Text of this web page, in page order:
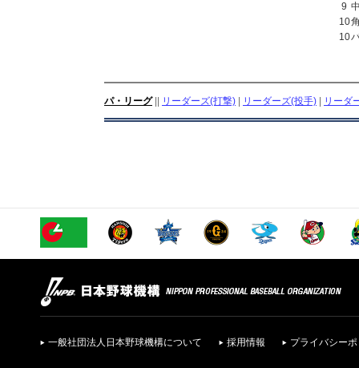
9
10
10
パ・リーグ|| リーダーズ(打撃) リーダーズ(投手) リーダ
一般社団法人日本野球機構について 採用情報 プライバシー